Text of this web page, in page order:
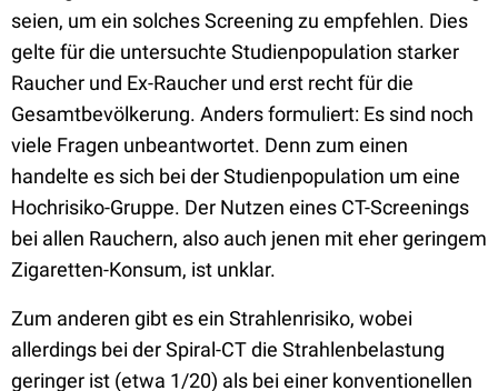
seien, um ein solches Screening zu empfehlen. Dies
gelte für die untersuchte Studienpopulation starker
Raucher und Ex-Raucher und erst recht für die
Gesamtbevölkerung. Anders formuliert: Es sind noch
viele Fragen unbeantwortet. Denn zum einen
handelte es sich bei der Studienpopulation um eine
Hochrisiko-Gruppe. Der Nutzen eines CT-Screenings
bei allen Rauchern, also auch jenen mit eher geringem
Zigaretten-Konsum, ist unklar.
Zum anderen gibt es ein Strahlenrisiko, wobei
allerdings bei der Spiral-CT die Strahlenbelastung
geringer ist (etwa 1/20) als bei einer konventionellen